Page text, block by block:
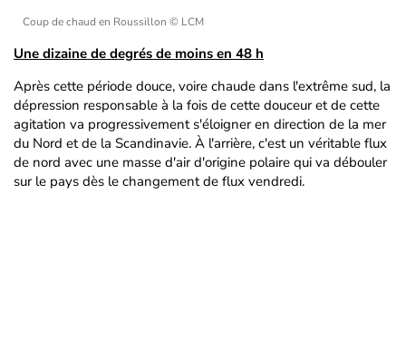
Coup de chaud en Roussillon © LCM
Une dizaine de degrés de moins en 48 h
Après cette période douce, voire chaude dans l'extrême sud, la
dépression responsable à la fois de cette douceur et de cette
agitation va progressivement s'éloigner en direction de la mer
du Nord et de la Scandinavie. À l'arrière, c'est un véritable flux
de nord avec une masse d'air d'origine polaire qui va débouler
sur le pays dès le changement de flux vendredi.